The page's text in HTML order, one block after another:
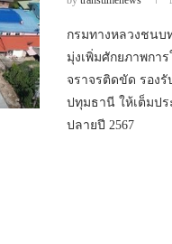
กรมทางหลวงชนบ
มุ่งเพิ่มศักยภาพกา
จราจรติดขัด รอง
ปทุมธานี ให้เต็มป
ปลายปี 2567